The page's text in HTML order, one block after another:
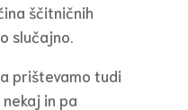
ščitničnih
slučajno.
prištevamo tudi
in pa